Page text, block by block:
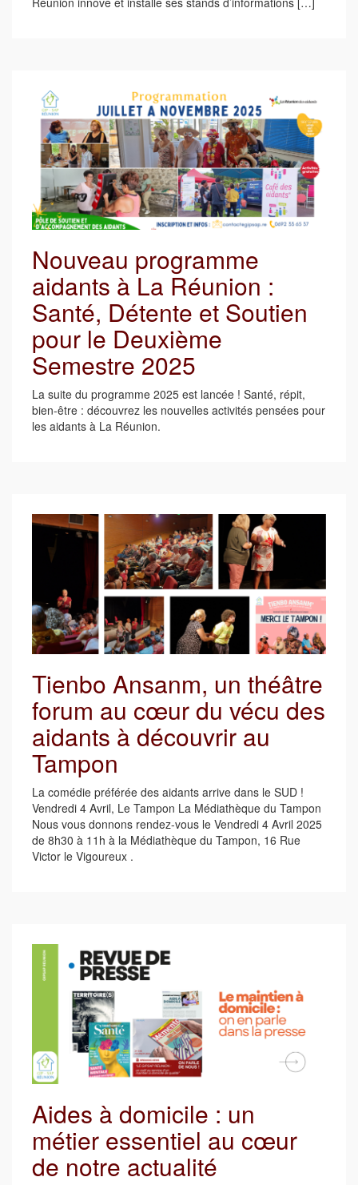
Nouveau programme
aidants à La Réunion :
Santé, Détente et Soutien
pour le Deuxième
Semestre 2025
La suite du programme 2025 est lancée ! Santé, répit,
bien-être : découvrez les nouvelles activités pensées pour
les aidants à La Réunion.
Tienbo Ansanm, un théâtre
forum au cœur du vécu des
aidants à découvrir au
Tampon
La comédie préférée des aidants arrive dans le SUD !
Vendredi 4 Avril, Le Tampon La Médiathèque du Tampon
Nous vous donnons rendez-vous le Vendredi 4 Avril 2025
de 8h30 à 11h à la Médiathèque du Tampon, 16 Rue
Victor le Vigoureux .
Aides à domicile : un
métier essentiel au cœur
de notre actualité